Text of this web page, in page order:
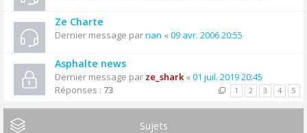
Ze Charte
Dernier message parnan « 09 avr. 2006 20:55
Asphalte news
Dernier message par ze_shark« 01 juil. 2019 20:45
Réponses : 73 1 2 3 4 5
Sujets